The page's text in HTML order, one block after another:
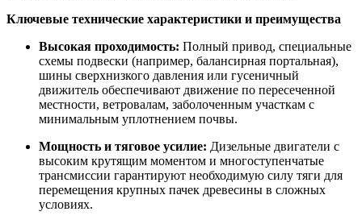
Ключевые технические характеристики и преимущества
Высокая проходимость: Полный привод, специальные
схемы подвески (например, балансирная портальная),
шины сверхнизкого давления или гусеничный
движитель обеспечивают движение по пересеченной
местности, ветровалам, заболоченным участкам с
минимальным уплотнением почвы.
Мощность и тяговое усилие: Дизельные двигатели с
высоким крутящим моментом и многоступенчатые
трансмиссии гарантируют необходимую силу тяги для
перемещения крупных пачек древесины в сложных
условиях.